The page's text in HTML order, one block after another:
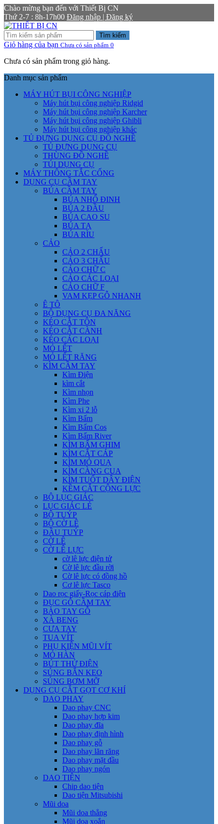
Chào mừng bạn đến với Thiết Bị CN
Thứ 2-7 : 8h-17h00 Đăng nhập | Đăng ký
Tìm kiếm
Giỏ hàng của bạn Chưa có sản phẩm 0
Chưa có sản phẩm trong giỏ hàng.
Danh mục sản phẩm
MÁY HÚT BỤI CÔNG NGHIỆP
Máy hút bụi công nghiệp Ridgid
Máy hút bụi công nghiệp Karcher
Máy hút bụi công nghiệp Ghibli
Máy hút bụi công nghiệp khác
TỦ ĐỰNG DỤNG CỤ ĐỒ NGHỀ
TỦ ĐỰNG DỤNG CỤ
THÙNG ĐỒ NGHỀ
TÚI DỤNG CỤ
MÁY THÔNG TẮC CỐNG
DỤNG CỤ CẦM TAY
BÚA CẦM TAY
BÚA NHỔ ĐINH
BÚA 2 ĐẦU
BÚA CAO SU
BÚA TẠ
BÚA RÌU
CẢO
CẢO 2 CHẤU
CẢO 3 CHẤU
CẢO CHỮ C
CẢO CÁC LOẠI
CẢO CHỮ F
VAM KẸP GỖ NHANH
Ê TÔ
BỘ DỤNG CỤ ĐA NĂNG
KÉO CẮT TÔN
KÉO CẮT CÀNH
KÉO CÁC LOẠI
MỎ LẾT
MỎ LẾT RĂNG
KÌM CẦM TAY
Kìm Điện
kìm cắt
Kìm nhọn
Kìm Phe
Kìm xi 2 lỗ
Kìm Bấm
Kìm Bấm Cos
Kìm Bấm River
KÌM BẤM GHIM
KÌM CẮT CÁP
KÌM MỎ QUẠ
KÌM CÀNG CUA
KÌM TUỐT DÂY ĐIỆN
KỀM CẮT CỘNG LỰC
BỘ LỤC GIÁC
LỤC GIÁC LẺ
BỘ TUÝP
BỘ CỜ LÊ
ĐẦU TUÝP
CỜ LÊ
CỜ LÊ LỰC
cờ lê lực điện tử
Cờ lê lực đầu rời
Cờ lê lực có đồng hồ
Cơ lê lực Tasco
Dao rọc giấy-Rọc cáp điện
ĐỤC GỖ CẦM TAY
BÀO TAY GỖ
XÀ BENG
CƯA TAY
TUA VÍT
PHỤ KIỆN MŨI VÍT
MỎ HÀN
BÚT THỬ ĐIỆN
SÚNG BẮN KEO
SÚNG BƠM MỠ
DỤNG CỤ CẮT GỌT CƠ KHÍ
DAO PHAY
Dao phay CNC
Dao phay hợp kim
Dao phay đĩa
Dao phay định hình
Dao phay gỗ
Dao phay lăn răng
Dao phay mặt đầu
Dao phay ngón
DAO TIỆN
Chip dao tiện
Dao tiện Mitsubishi
Mũi doa
Mũi doa thẳng
Mũi doa xoắn